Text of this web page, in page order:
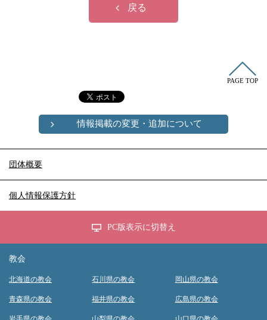
戻る
PAGE TOP
情報掲載の変更・追加について
団体概要
個人情報保護方針
PC版表示に切替え
教会
北海道の教会
青森県の教会
石川県の教会
福井県の教会
岡山県の教会
広島県の教会